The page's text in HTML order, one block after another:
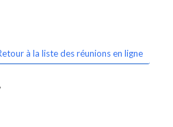
à la liste des réunions en ligne